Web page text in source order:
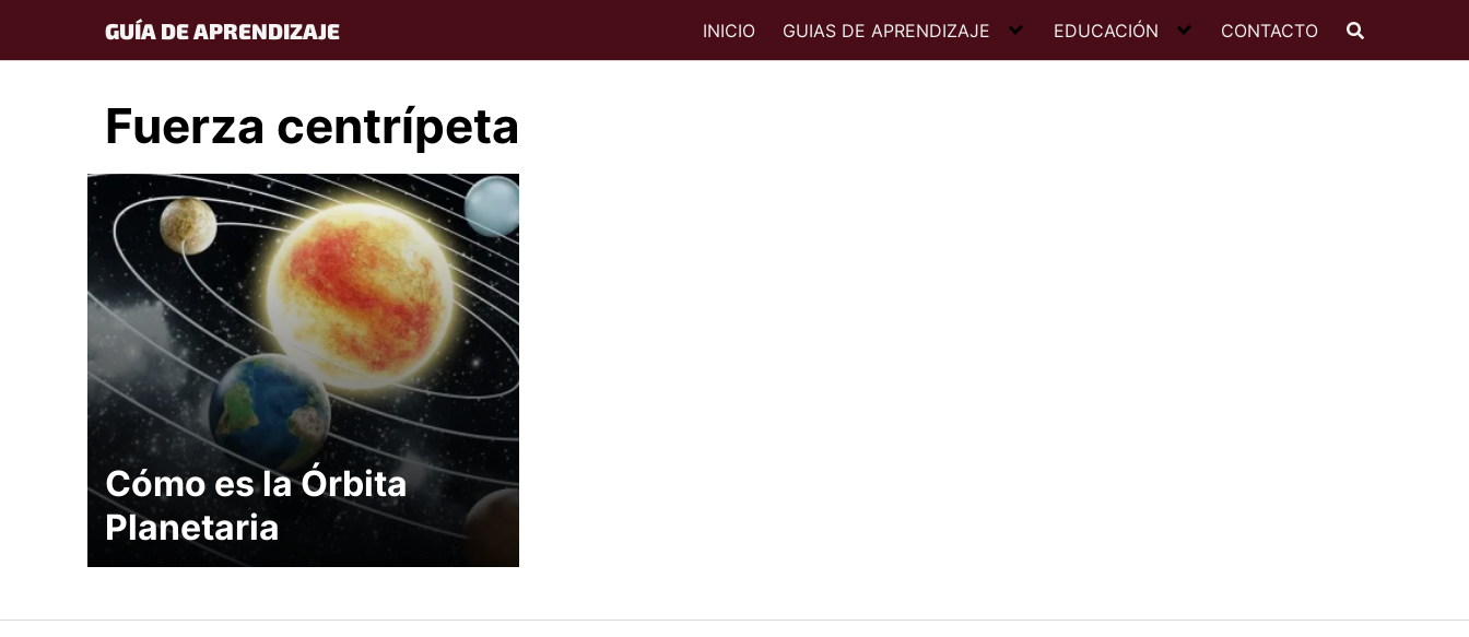
content
GUÍA DE APRENDIZAJE INICIO GUIAS DE APRENDIZAJE EDUCACIÓN CONTACTO
Fuerza centrípeta
Cómo es la Órbita
Planetaria